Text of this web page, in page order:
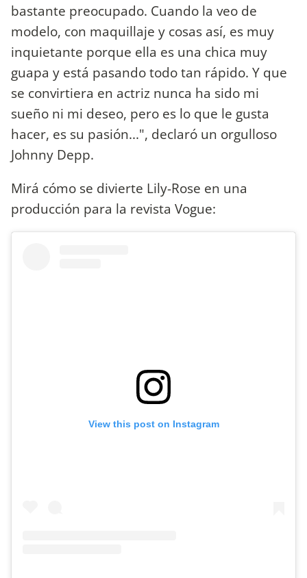
bastante preocupado. Cuando la veo de
modelo, con maquillaje y cosas así, es muy
inquietante porque ella es una chica muy
guapa y está pasando todo tan rápido. Y que
se convirtiera en actriz nunca ha sido mi
sueño ni mi deseo, pero es lo que le gusta
hacer, es su pasión...", declaró un orgulloso
Johnny Depp.
Mirá cómo se divierte Lily-Rose en una
producción para la revista Vogue:
View this post on Instagram